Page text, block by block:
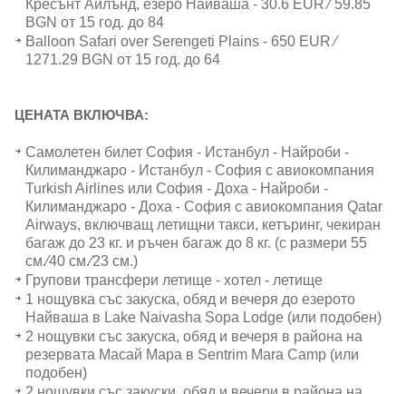
Кресънт Айлънд, езеро Найваша - 30.6 EUR ∕ 59.85
BGN от 15 год. до 84
Balloon Safari over Serengeti Plains - 650 EUR ∕
1271.29 BGN от 15 год. до 64
ЦЕНАТА ВКЛЮЧВА:
Самолетен билет София - Истанбул - Найроби -
Килиманджаро - Истанбул - София с авиокомпания
Turkish Airlines или София - Доха - Найроби -
Килиманджаро - Доха - София с авиокомпания Qatar
Airways, включващ летищни такси, кетъринг, чекиран
багаж до 23 кг. и ръчен багаж до 8 кг. (с размери 55
см.∕40 см.∕23 см.)
Групови трансфери летище - хотел - летище
1 нощувка със закуска, обяд и вечеря до езерото
Найваша в Lake Naivasha Sopa Lodge (или подобен)
2 нощувки със закуска, обяд и вечеря в района на
резервата Масай Мара в Sentrim Mara Camp (или
подобен)